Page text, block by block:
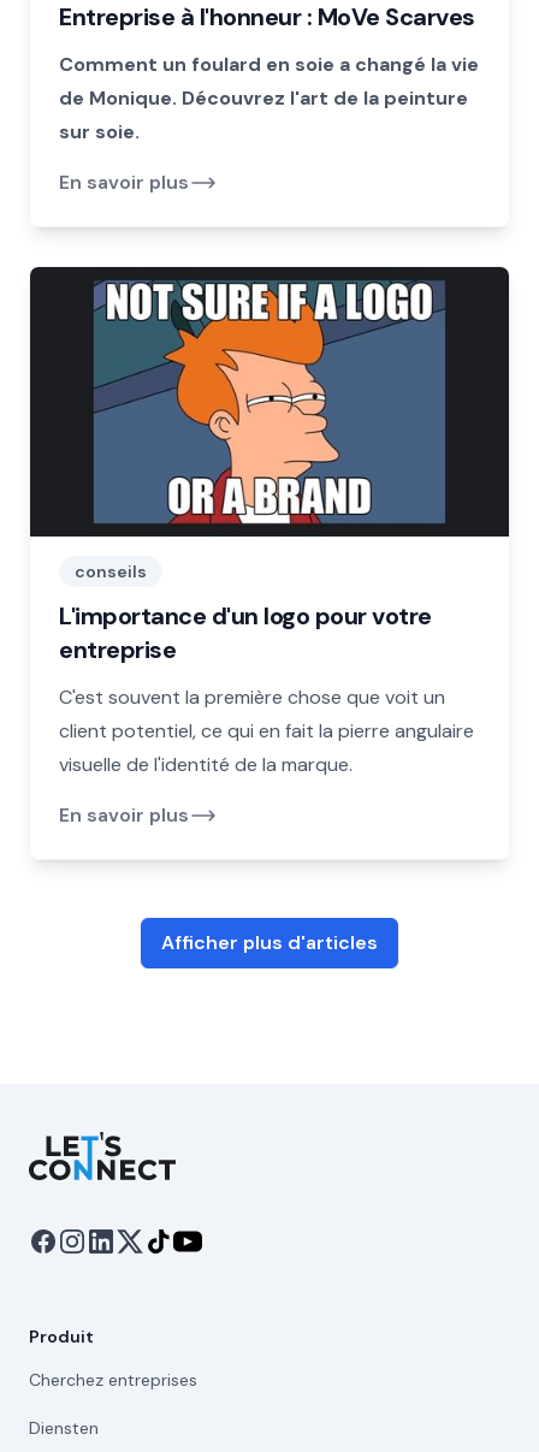
Entreprise à l'honneur : MoVe Scarves
Comment un foulard en soie a changé la vie
de Monique. Découvrez l'art de la peinture
sur soie.
En savoir plus
conseils
L'importance d'un logo pour votre
entreprise
C'est souvent la première chose que voit un
client potentiel, ce qui en fait la pierre angulaire
visuelle de l'identité de la marque.
En savoir plus
Afficher plus d'articles
Let's Connect
Produit
Cherchez entreprises
Diensten